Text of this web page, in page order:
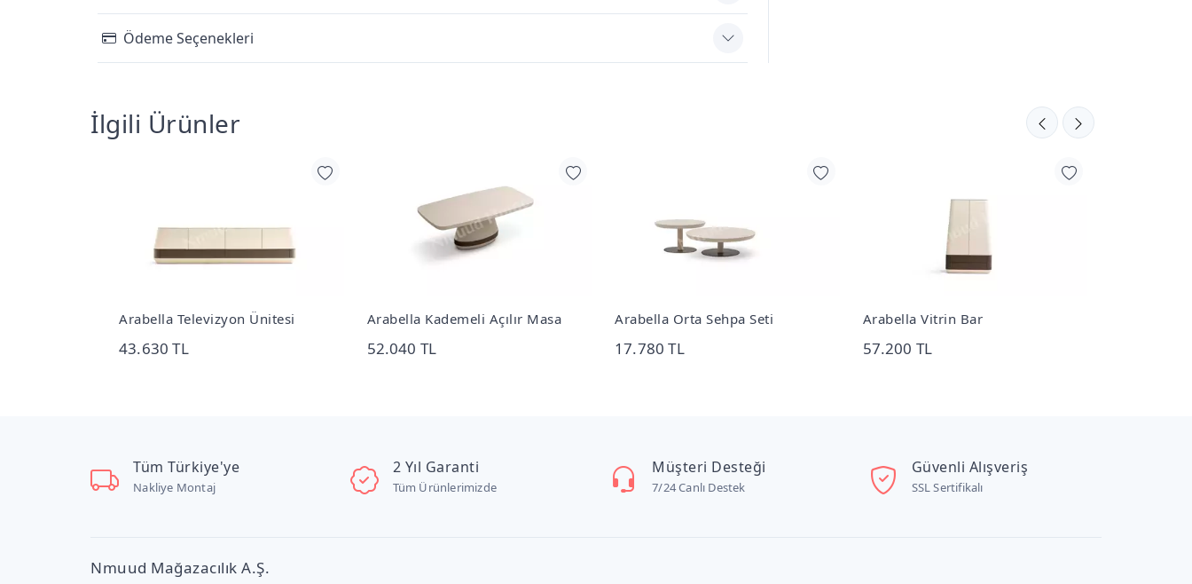
Ödeme Seçenekleri
İlgili Ürünler
Arabella Kademeli Açılır Masa
52.040 TL
Arabella Orta Sehpa Seti
17.780 TL
Arabella Vitrin Bar
57.200 TL
Panula Siyah Dresuar
30.392 TL
Tüm Türkiye'ye
Nakliye Montaj
2 Yıl Garanti
Tüm Ürünlerimizde
Müşteri Desteği
7/24 Canlı Destek
Güvenli Alışveriş
SSL Sertifikalı
Nmuud Mağazacılık A.Ş.